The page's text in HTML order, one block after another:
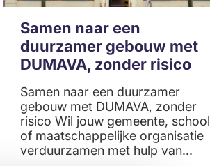
Samen naar een
duurzamer gebouw met
DUMAVA, zonder risico
Samen naar een duurzamer
gebouw met DUMAVA, zonder
risico Wil jouw gemeente, school
of maatschappelijke organisatie
verduurzamen met hulp van...